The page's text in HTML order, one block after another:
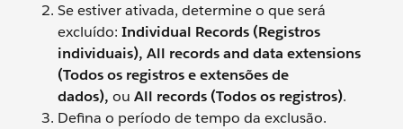
Se estiver ativada, determine o que será
excluído: Individual Records (Registros
individuais), All records and data extensions
(Todos os registros e extensões de
dados), ou All records (Todos os registros).
Defina o período de tempo da exclusão.